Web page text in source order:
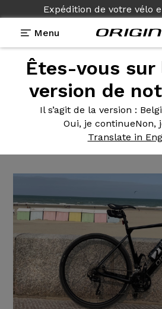
Expédition de votre vélo
Menu
Êtes-vous sur
version de
Il s’agit de la version :
Oui, je continueNon,
Translate in
Témoignages>Graxx III GTO -
Graxx IIIGTO -
400- Prymahl Vega